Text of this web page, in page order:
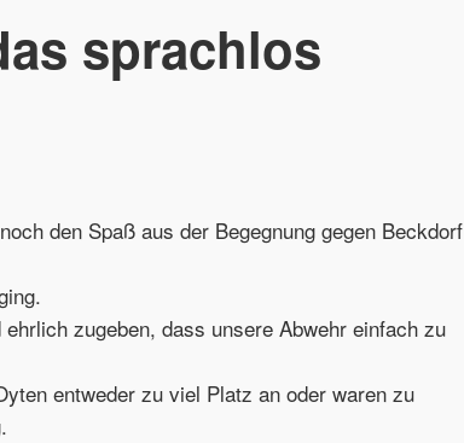
sprachlos
den Spaß aus der Begegnung gegen Beckdorf
zugeben, dass unsere Abwehr einfach zu
entweder zu viel Platz an oder waren zu